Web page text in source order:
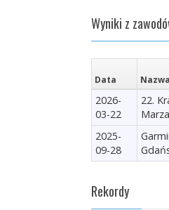
Wyniki z
Data
2026-
03-22
22.
2025-
09-28
Rekordy